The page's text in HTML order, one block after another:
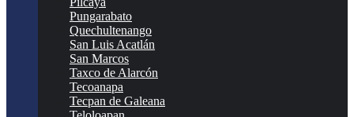
Pungarabato
Quechultenango
San Luis Acatlán
San Marcos
Taxco de Alarcón
Tecoanapa
Tecpan de Galeana